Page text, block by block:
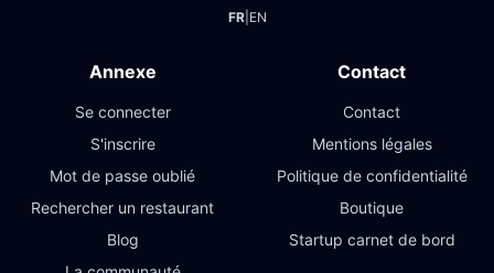
FR| EN
Annexe
Se connecter
S'inscrire
Mot de passe oublié
Rechercher un restaurant
Blog
Contact
Contact
Mentions légales
Politique de confidentialité
Boutique
Startup carnet de bord